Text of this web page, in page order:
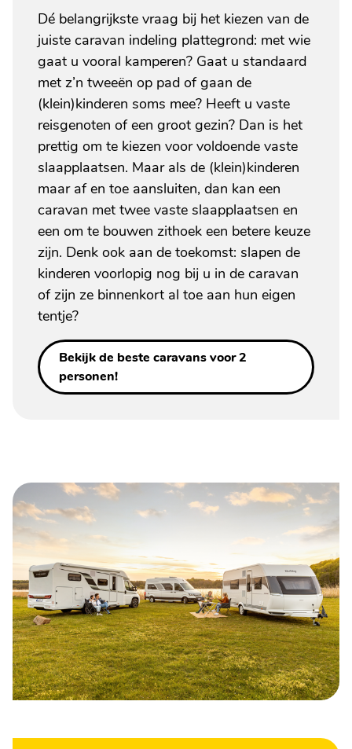
Dé belangrijkste vraag bij het kiezen van de
juiste caravan indeling plattegrond: met wie
gaat u vooral kamperen? Gaat u standaard
met z’n tweeën op pad of gaan de
(klein)kinderen soms mee? Heeft u vaste
reisgenoten of een groot gezin? Dan is het
prettig om te kiezen voor voldoende vaste
slaapplaatsen. Maar als de (klein)kinderen
maar af en toe aansluiten, dan kan een
caravan met twee vaste slaapplaatsen en
een om te bouwen zithoek een betere keuze
zijn. Denk ook aan de toekomst: slapen de
kinderen voorlopig nog bij u in de caravan
of zijn ze binnenkort al toe aan hun eigen
tentje?
Bekijk de beste caravans voor 2
personen!